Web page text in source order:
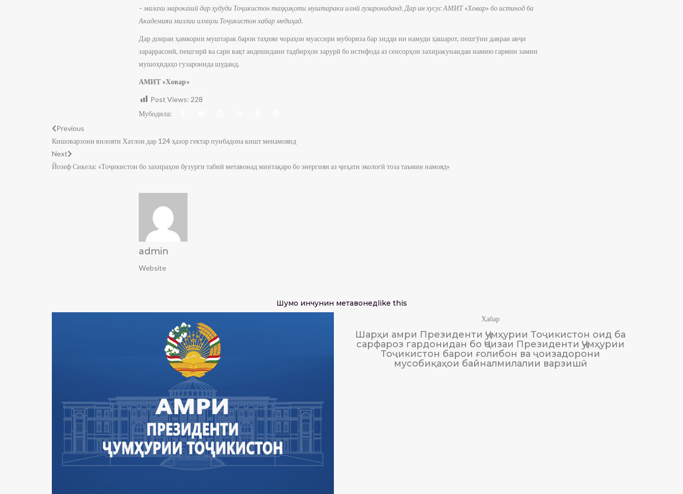
– малахи марокашӣ дар ҳудуди Тоҷикистон таҳқиқоти муштараки илмӣ гузарониданд. Дар ин хусус АМИТ «Ховар» бо истинод ба
Академияи миллии илмҳои Тоҷикистон хабар медиҳад.
Дар доираи ҳамкории муштарак барои таҳияи чораҳои муассири мубориза бар зидди ин намуди ҳашарот, пешгӯии давраи авҷи
зараррасонӣ, пешгирӣ ва сари вақт андешидани тадбирҳои зарурӣ бо истифода аз сенсорҳои захиракунандаи намию гармии замин
мушоҳидаҳо гузаронида шуданд.
АМИТ «Ховар»
Post Views: 228
Мубодила:
Previous
Кишоварзони вилояти Хатлон дар 124 ҳазор гектар пунбадона кишт менамоянд
Next
Йозеф Сикела: «Тоҷикистон бо захираҳои бузурги табиӣ метавонад минтақаро бо энергияи аз ҷиҳати экологӣ тоза таъмин намояд»
admin
Website
Шумо инчунин метавонедlike this
Хабар
Шарҳи амри Президенти Ҷумҳурии Тоҷикистон оид ба
сарфароз гардонидан бо Ҷоизаи Президенти Ҷумҳурии
Тоҷикистон барои ғолибон ва ҷоизадорони
мусобиқаҳои байналмилалии варзишӣ